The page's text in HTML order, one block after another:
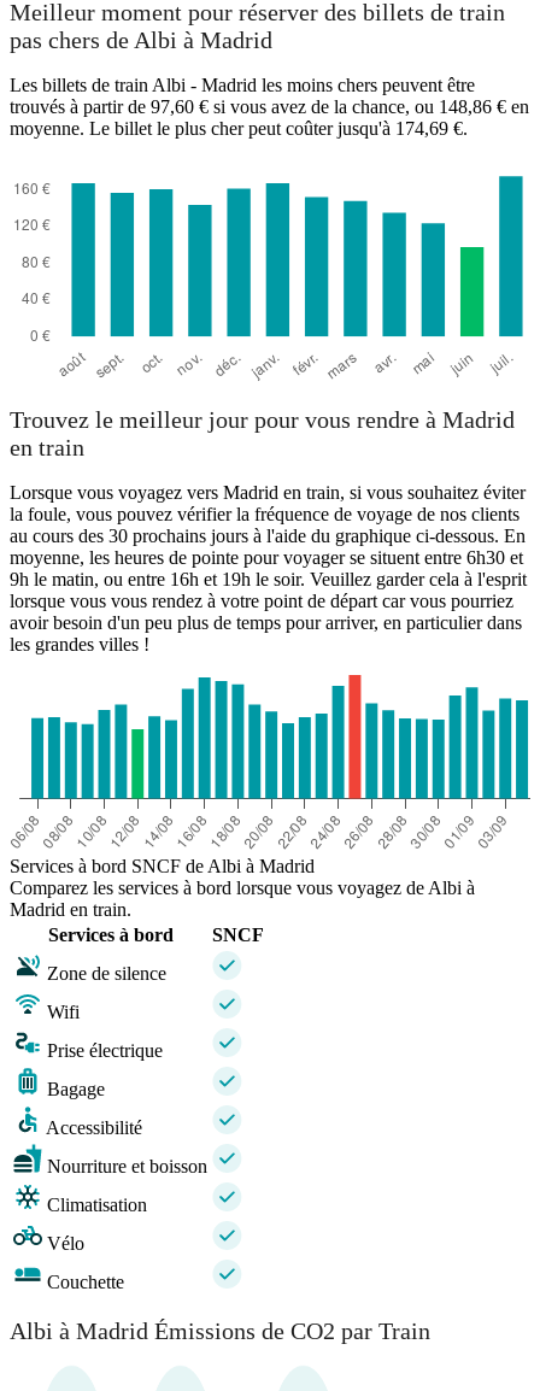
Meilleur moment pour réserver des billets de train
pas chers de Albi à Madrid
Les billets de train Albi - Madrid les moins chers peuvent être
trouvés à partir de 97,60 € si vous avez de la chance, ou 148,86 € en
moyenne. Le billet le plus cher peut coûter jusqu'à 174,69 €.
Trouvez le meilleur jour pour vous rendre à Madrid
en train
Lorsque vous voyagez vers Madrid en train, si vous souhaitez éviter
la foule, vous pouvez vérifier la fréquence de voyage de nos clients
au cours des 30 prochains jours à l'aide du graphique ci-dessous. En
moyenne, les heures de pointe pour voyager se situent entre 6h30 et
9h le matin, ou entre 16h et 19h le soir. Veuillez garder cela à l'esprit
lorsque vous vous rendez à votre point de départ car vous pourriez
avoir besoin d'un peu plus de temps pour arriver, en particulier dans
les grandes villes !
Services à bord SNCF de Albi à Madrid
Comparez les services à bord lorsque vous voyagez de Albi à
Madrid en train.
Services à bord
SNCF
Zone de silence
Wifi
Prise électrique
Bagage
Accessibilité
Nourriture et boisson
Climatisation
Vélo
Couchette
Albi à Madrid Émissions de CO2 par Train